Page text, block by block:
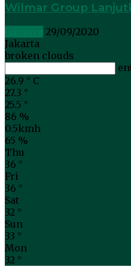
Wilmar Group
29/09/2020
Jakarta
broken clouds
26.9 ° C
27.3 °
25.5 °
86 %
0.5kmh
65 %
Thu
36 °
Fri
36 °
Sat
32 °
Sun
33 °
Mon
32 °